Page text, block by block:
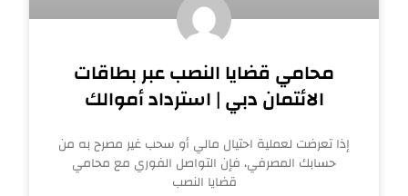
محامي قضايا النصب عبر بطاقات
الائتمان دبي | استرداد أموالك
إذا تعرضت لعملية احتيال مالي أو سحب غير مصرح به من
حسابك المصرفي، فإن التواصل الفوري مع محامي
قضايا النصب